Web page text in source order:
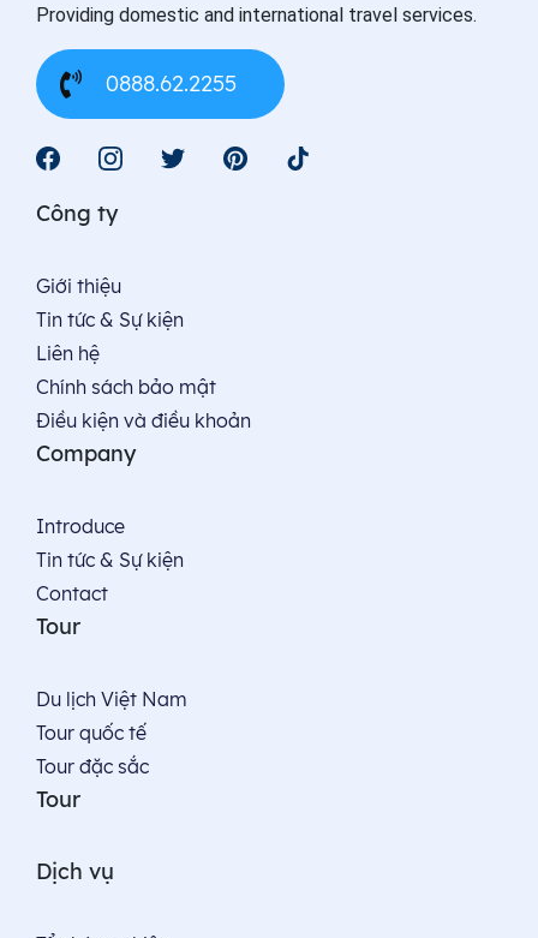
Providing domestic and international travel services.
0888.62.2255
Công ty
Giới thiệu
Tin tức & Sự kiện
Liên hệ
Chính sách bảo mật
Điều kiện và điều khoản
Company
Introduce
Tin tức & Sự kiện
Contact
Tour
Du lịch Việt Nam
Tour quốc tế
Tour đặc sắc
Tour
Dịch vụ